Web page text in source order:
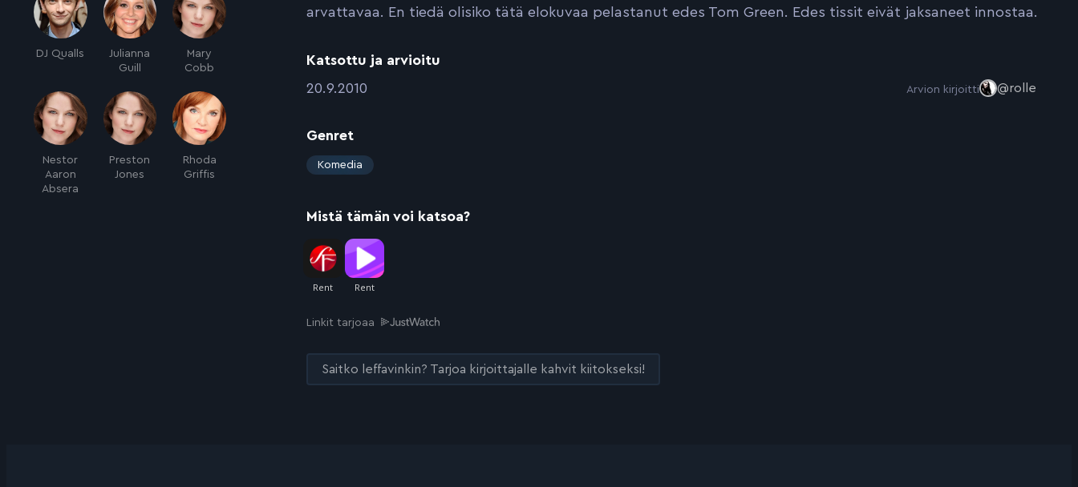
DJ Qualls
Julianna
Guill
Mary
Cobb
Nestor
Aaron
Absera
Preston
Jones
Rhoda
Griffis
arvattavaa. En tiedä olisiko tätä elokuvaa pelastanut edes Tom Green. Edes tissit eivät jaksaneet innostaa.
Katsottu ja arvioitu
:20.9.2010 Arvion kirjoitti @rolle
Genret
:
Komedia
Mistä tämän voi katsoa?
Linkit tarjoaa
Saitko leffavinkin? Tarjoa kirjoittajalle kahvit kiitokseksi!